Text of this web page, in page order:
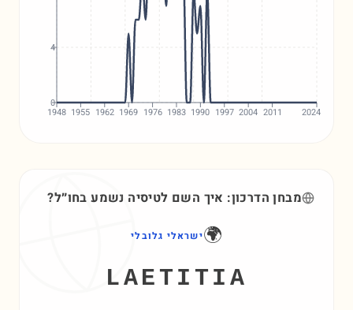
1948 1955 1962 1969 1976 1983 1990 1997 2004 2011 2024
0
4
מבחן הדרכון: איך השם לטיסיה נשמע בחו״ל?
🌍ישראלי גלובלי
LAETITIA